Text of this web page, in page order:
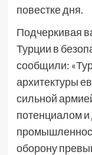
повестке дня.
Подчеркивая
Турции в
сообщили:
архитектуры
сильной
потенциалом
оборону